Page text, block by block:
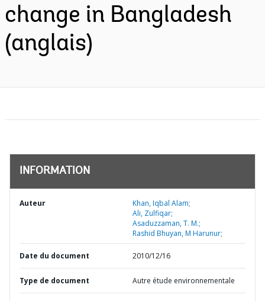
change in Bangladesh
(anglais)
INFORMATION
Auteur
Khan, Iqbal Alam;
Ali, Zulfiqar;
Asaduzzaman, T. M.;
Rashid Bhuyan, M Harunur;
Date du document 2010/12/16
Type de document Autre étude environnementale